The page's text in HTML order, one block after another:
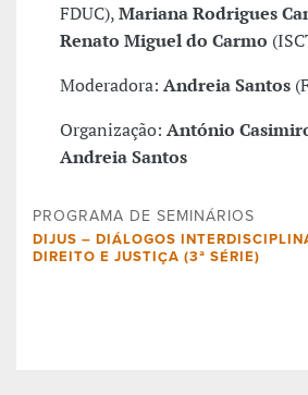
FDUC),Mariana Rodrigues
Renato Miguel do Carmo
Moderadora: Andreia Santos
Organização: António
Andreia Santos
PROGRAMA DE SEMINÁRIOS
DIJUS – DIÁLOGOS
DIREITO E JUSTIÇA (3ª SÉRIE)